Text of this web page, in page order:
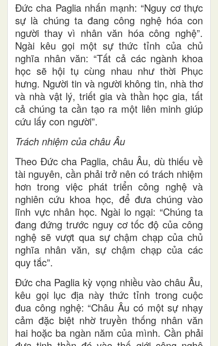
Đức cha Paglia nhấn mạnh: “Nguy cơ thực
sự là chúng ta đang công nghệ hóa con
người thay vì nhân văn hóa công nghệ”.
Ngài kêu gọi một sự thức tỉnh của chủ
nghĩa nhân văn: “Tất cả các ngành khoa
học sẽ hội tụ cùng nhau như thời Phục
hưng. Người tin và người không tin, nhà thơ
và nhà vật lý, triết gia và thần học gia, tất
cả chúng ta cần tạo ra một liên minh giúp
cứu lấy con người”.
Trách nhiệm của châu Âu
Theo Đức cha Paglia, châu Âu, dù thiếu về
tài nguyên, cần phải trở nên có trách nhiệm
hơn trong việc phát triển công nghệ và
nghiên cứu khoa học, để đưa chúng vào
lĩnh vực nhân học. Ngài lo ngại: “Chúng ta
đang đứng trước nguy cơ tốc độ của công
nghệ sẽ vượt qua sự chậm chạp của chủ
nghĩa nhân văn, sự chậm chạp của các
quy tắc”.
Đức cha Paglia kỳ vọng nhiều vào châu Âu,
kêu gọi lục địa này thức tỉnh trong cuộc
đua công nghệ: “Châu Âu có một sự nhạy
cảm đặc biệt nhờ truyền thống nhân văn
hai hoặc ba ngàn năm của mình. Cần phải